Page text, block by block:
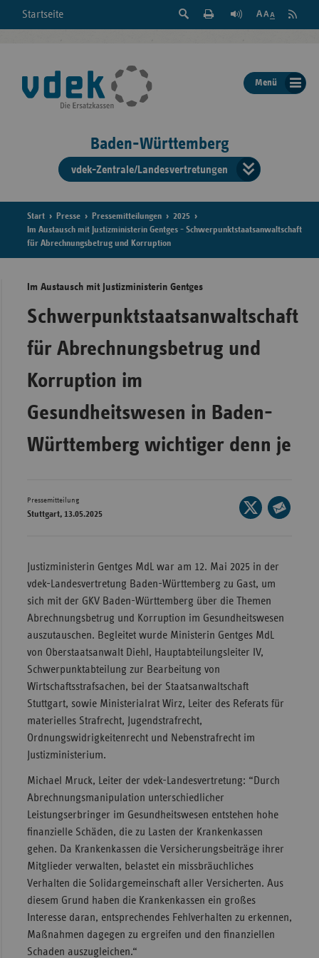
Startseite
Suche
der
Seite
Feed
Menü
Baden-Württemberg
vdek-Zentrale/Landesvertretungen
der
Start Presse Pressemitteilungen
2025
Im Austausch mit Justizministerin Gentges - Schwerpunktstaatsanwaltschaft
für Abrechnungsbetrug und Korruption
Im Austausch mit Justizministerin Gentges
Schwerpunktstaatsanwaltschaft
für Abrechnungsbetrug und
Korruption im
Gesundheitswesen in Baden-
Württemberg wichtiger denn je
Pressemitteilung
Stuttgart, 13.05.2025
Seite
auf
Justizministerin Gentges MdL war am 12. Mai 2025 in der
vdek-Landesvertretung Baden-Württemberg zu Gast, um
sich mit der GKV Baden-Württemberg über die Themen
Abrechnungsbetrug und Korruption im Gesundheitswesen
auszutauschen. Begleitet wurde Ministerin Gentges MdL
von Oberstaatsanwalt Diehl, Hauptabteilungsleiter IV,
Schwerpunktabteilung zur Bearbeitung von
Wirtschaftsstrafsachen, bei der Staatsanwaltschaft
Stuttgart, sowie Ministerialrat Wirz, Leiter des Referats für
materielles Strafrecht, Jugendstrafrecht,
Ordnungswidrigkeitenrecht und Nebenstrafrecht im
Justizministerium.
Michael Mruck, Leiter der vdek-Landesvertretung: “Durch
Abrechnungsmanipulation unterschiedlicher
Leistungserbringer im Gesundheitswesen entstehen hohe
finanzielle Schäden, die zu Lasten der Krankenkassen
gehen. Da Krankenkassen die Versicherungsbeiträge ihrer
Mitglieder verwalten, belastet ein missbräuchliches
Verhalten die Solidargemeinschaft aller Versicherten. Aus
diesem Grund haben die Krankenkassen ein großes
Interesse daran, entsprechendes Fehlverhalten zu erkennen,
Maßnahmen dagegen zu ergreifen und den finanziellen
Schaden auszugleichen.“